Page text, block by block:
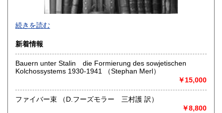
600円 大分県
沖縄県
古書全般を扱っております。
洋書の取扱いもしておりますのでご相談ください。
海外発送可能です。
沿線名：JR琴似駅より徒歩1分
最寄駅：地下鉄琴似駅より徒歩8分
営業時間：12:00〜18:00
書籍の買取について
続きを読む
新着情報
Bauern unter Stalin die Formierung des sowjetischen
Kolchossystems 1930-1941 （Stephan Merl）
￥15,000
ファイバー束 （D.フーズモラー 三村護 訳）
￥8,800